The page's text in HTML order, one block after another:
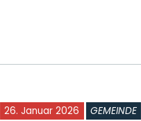
26. Januar 2026 GEMEINDE